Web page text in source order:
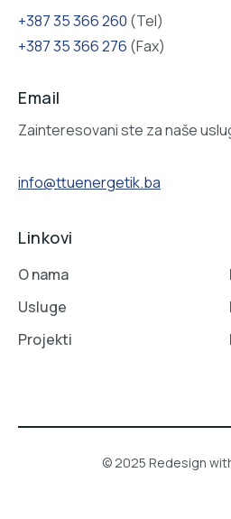
+387 35 366 260 (Tel)
+387 35 366 276 (Fax)
Email
Zainteresovani ste za naše
info@ttuenergetik.ba
Linkovi
O nama
Usluge
Projekti
© 2025 Redesign